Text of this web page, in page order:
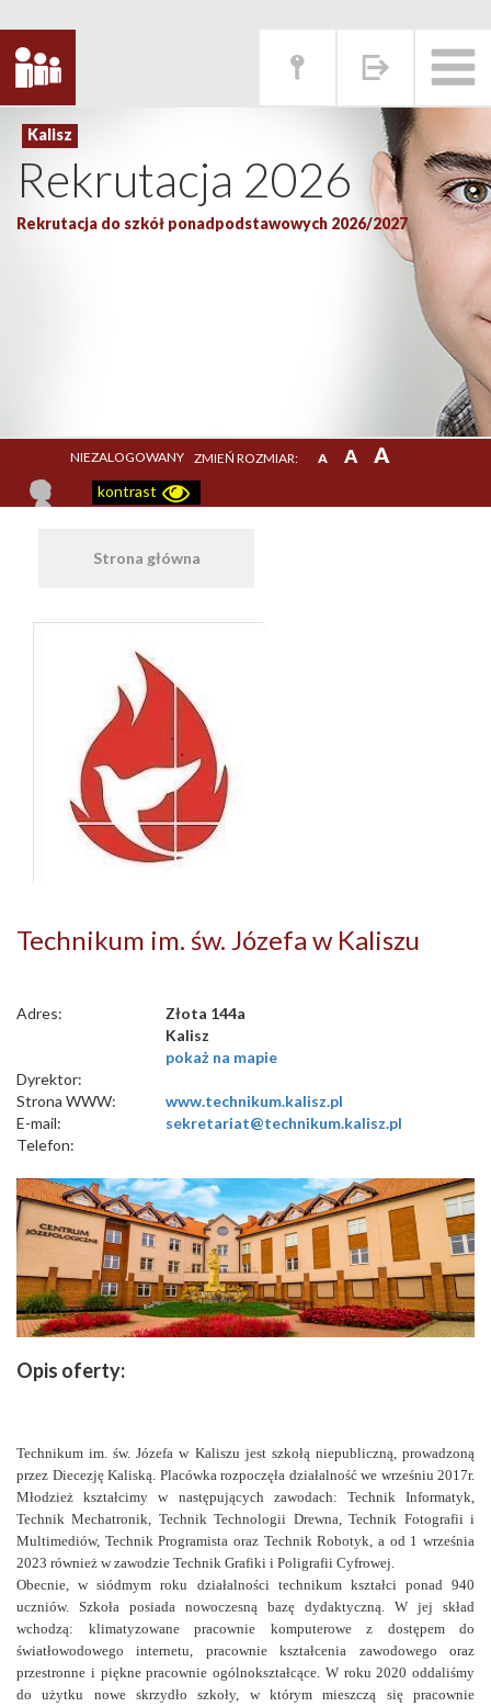
Rekrutacja 2026
Rekrutacja do szkół ponadpodstawowych 2026/2027
NIEZALOGOWANY ZMIEŃ ROZMIAR: A A A
kontrast
Strona główna
Technikum im. św. Józefa w Kaliszu
Adres:
Złota 144a
Kalisz
pokaż na mapie
Dyrektor:
Strona WWW:
www.technikum.kalisz.pl
E-mail:
sekretariat@technikum.kalisz.pl
Telefon:
Opis oferty:
Technikum im. św. Józefa w Kaliszu jest szkołą niepubliczną, prowadzoną
przez Diecezję Kaliską. Placówka rozpoczęła działalność we wrześniu 2017r.
Młodzież kształcimy w następujących zawodach: Technik Informatyk,
Technik Mechatronik, Technik Technologii Drewna, Technik Fotografii i
Multimediów, Technik Programista oraz Technik Robotyk, a od 1 września
2023 również w zawodzie Technik Grafiki i Poligrafii Cyfrowej.
Obecnie, w siódmym roku działalności technikum kształci ponad 940
uczniów. Szkoła posiada nowoczesną bazę dydaktyczną. W jej skład
wchodzą: klimatyzowane pracownie komputerowe z dostępem do
światłowodowego internetu, pracownie kształcenia zawodowego oraz
przestronne i piękne pracownie ogólnokształcące. W roku 2020 oddaliśmy
do użytku nowe skrzydło szkoły, w którym mieszczą się pracownie